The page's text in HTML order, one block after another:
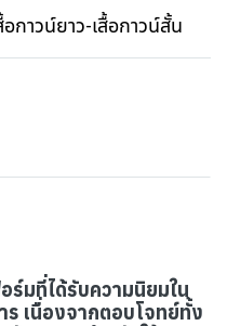
อกาวน์ยาว-เสื้อกาวน์สั้น
ร์มที่ได้รับความนิยมใน
เนื่องจากตอบโจทย์ทั้ง